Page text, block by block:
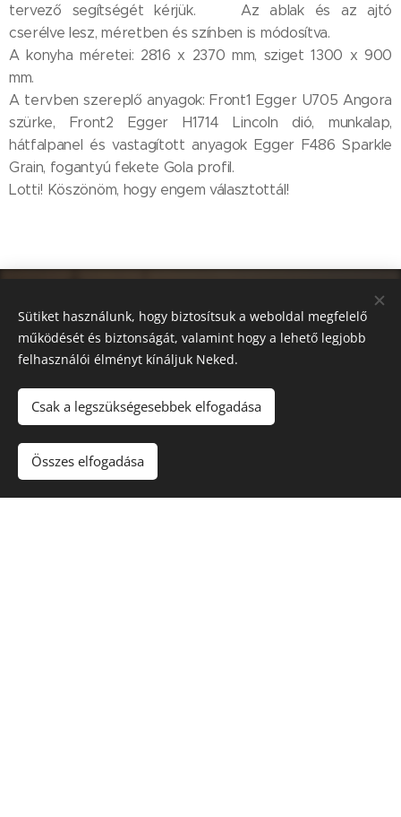
tervező segítségét kérjük. 😊 Az ablak és az ajtó
cserélve lesz, méretben és színben is módosítva.
A konyha méretei: 2816 x 2370 mm, sziget 1300 x 900
mm.
A tervben szereplő anyagok: Front1 Egger U705 Angora
szürke, Front2 Egger H1714 Lincoln dió, munkalap,
hátfalpanel és vastagított anyagok Egger F486 Sparkle
Grain, fogantyú fekete Gola profil.
Lotti! Köszönöm, hogy engem választottál! 😊🙏
Sütiket használunk, hogy biztosítsuk a weboldal megfelelő
működését és biztonságát, valamint hogy a lehető legjobb
felhasználói élményt kínáljuk Neked.
Csak a legszükségesebbek elfogadása
Összes elfogadása